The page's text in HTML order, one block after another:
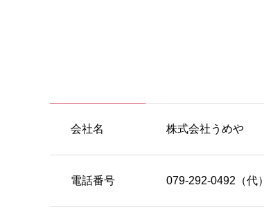
会社名 株式会社うめや
電話番号 079-292-0492（代）